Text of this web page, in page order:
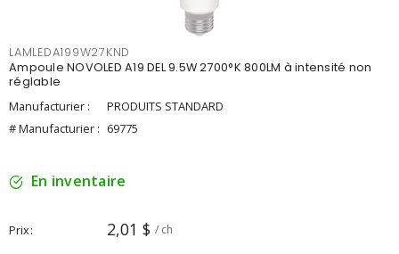
LAMLEDA199W27KND
Ampoule NOVOLED A19 DEL 9.5W 2700°K 800LM à intensité non
réglable
Manufacturier :
PRODUITS STANDARD
# Manufacturier : 69775
En inventaire
Prix 2,01 $ / ch